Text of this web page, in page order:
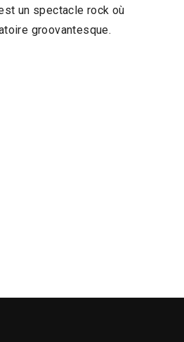
un spectacle rock où
groovantesque.